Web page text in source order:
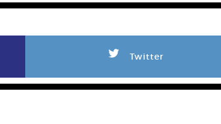
L Twitter